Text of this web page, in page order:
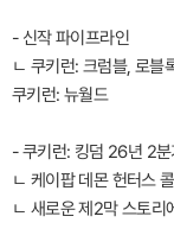
- 신작 파이프라인
ㄴ 쿠키런: 크럼블, 로블
쿠키런: 뉴월드
- 쿠키런: 킹덤 26년 2
ㄴ 케이팝 데몬 헌터스
ㄴ 새로운 제2막 스토리